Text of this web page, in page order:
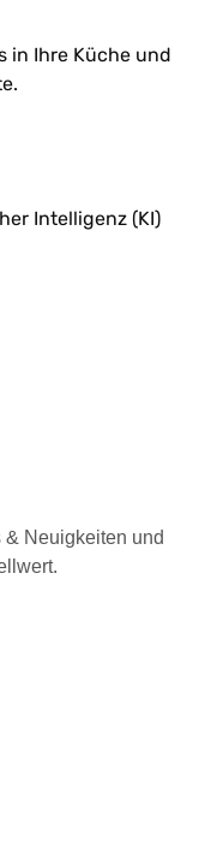
in Ihre Küche und
Intelligenz (KI)
Neuigkeiten und